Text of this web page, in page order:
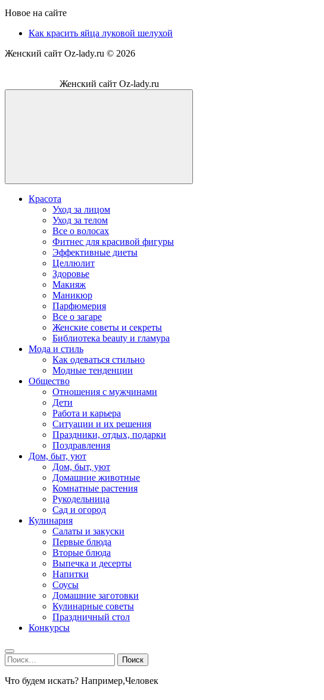
Новое на сайте
Как красить яйца луковой шелухой
Женский сайт Oz-lady.ru © 2026
Женский сайт Oz-lady.ru
Красота
Уход за лицом
Уход за телом
Все о волосах
Фитнес для красивой фигуры
Эффективные диеты
Целлюлит
Здоровье
Макияж
Маникюр
Парфюмерия
Все о загаре
Женские советы и секреты
Библиотека beauty и гламура
Мода и стиль
Как одеваться стильно
Модные тенденции
Общество
Отношения с мужчинами
Дети
Работа и карьера
Ситуации и их решения
Праздники, отдых, подарки
Поздравления
Дом, быт, уют
Дом, быт, уют
Домашние животные
Комнатные растения
Рукодельница
Сад и огород
Кулинария
Салаты и закуски
Первые блюда
Вторые блюда
Выпечка и десерты
Напитки
Соусы
Домашние заготовки
Кулинарные советы
Праздничный стол
Конкурсы
Найти:
Что будем искать? Например,Человек